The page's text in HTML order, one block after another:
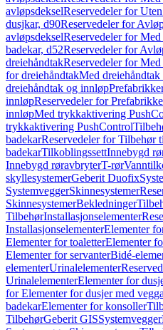
avløpsdekselReservedeler for
dusjkar, d90Reservedeler for
avløpsdekselReservedeler for
badekar, d52Reservedeler for
dreiehåndtakReservedeler for
for dreiehåndtakMed
dreiehåndtak og innløp
innløpReservedeler for
innløpMed trykkaktivering
trykkaktivering PushControl
badekarReservedeler for Tilbehør
badekarTilkoblingssettInnebygd
Innebygd røravbryterT-rør
skyllesystemerGeberit Duofix
SystemveggerSkinnesystemer
SkinnesystemerBekledninger
TilbehørInstallasjonselementer
InstallasjonselementerElementer
Elementer for toaletterElementer
Elementer for servanterBidé-
elementerUrinalelementer
UrinalelementerElementer for
for Elementer for dusjer med
badekarElementer for konsoller
TilbehørGeberit GISSystemvegger